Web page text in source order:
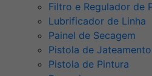
Filtro e Regulador de
Lubrificador de Linha
Painel de Secagem
Pistola de Jateamento
Pistola de Pintura